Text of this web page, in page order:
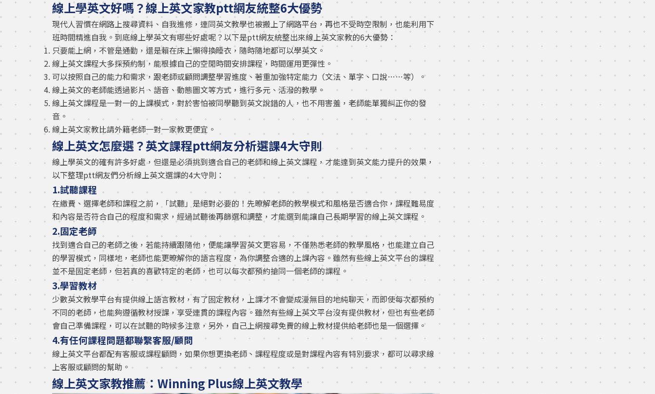
線上學英文好嗎？線上英文家教ptt網友統整6大優勢
現代人習慣在網路上搜尋資料、自我進修，連同英文教學也被搬上了網路平台，再也不受時空限制，也能利用下
班時間精進自我。到底線上學英文有哪些好處呢？以下是ptt網友統整出來線上英文家教的6大優勢：
只要能上網，不管是通勤，還是賴在床上懶得換睡衣，隨時隨地都可以學英文。
線上英文課程大多採預約制，能根據自己的空閒時間安排課程，時間運用更彈性。
可以按照自己的能力和需求，跟老師或顧問調整學習進度、著重加強特定能力（文法、單字、口說……等）。
線上英文的老師能透過影片、語音、動態圖文等方式，進行多元、活潑的教學。
線上英文課程是一對一的上課模式，對於害怕被同學聽到英文說錯的人，也不用害羞，老師能單獨糾正你的發
音。
線上英文家教比請外籍老師一對一家教更便宜。
線上英文怎麼選？英文課程ptt網友分析選課4大守則
線上學英文的確有許多好處，但還是必須挑到適合自己的老師和線上英文課程，才能達到英文能力提升的效果，
以下整理ptt網友們分析線上英文選課的4大守則：
1.試聽課程
在繳費、選擇老師和課程之前，「試聽」是絕對必要的！先暸解老師的教學模式和風格是否適合你，課程難易度
和內容是否符合自己的程度和需求，經過試聽後再篩選和調整，才能選到能讓自己長期學習的線上英文課程。
2.固定老師
找到適合自己的老師之後，若能持續跟隨他，便能讓學習英文更容易，不僅熟悉老師的教學風格，也能建立自己
的學習模式，同樣地，老師也能更暸解你的語言程度，為你調整合適的上課內容。雖然有些線上英文平台的課程
並不是固定老師，但若真的喜歡特定的老師，也可以每次都預約搶同一個老師的課程。
3.學習教材
少數英文教學平台有提供線上語言教材，有了固定教材，上課才不會變成漫無目的地純聊天，而即使每次都預約
不同的老師，也能夠遵循教材授課，享受連貫的課程內容。雖然有些線上英文平台沒有提供教材，但也有些老師
會自己準備課程，可以在試聽的時候多注意，另外，自己上網搜尋免費的線上教材提供給老師也是一個選擇。
4.有任何課程問題都聯繫客服/顧問
線上英文平台都配有客服或課程顧問，如果你想更換老師、課程程度或是對課程內容有特別要求，都可以尋求線
上客服或顧問的幫助。
線上英文家教推薦：Winning Plus線上英文教學